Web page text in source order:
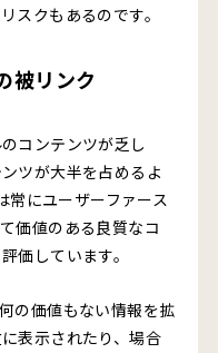
スクもあるのです。
被リンク
コンテンツが乏し
ツが大半を占めるよ
にユーザーファース
価値のある良質なコ
価しています。
の価値もない情報を拡
表示されたり、場合